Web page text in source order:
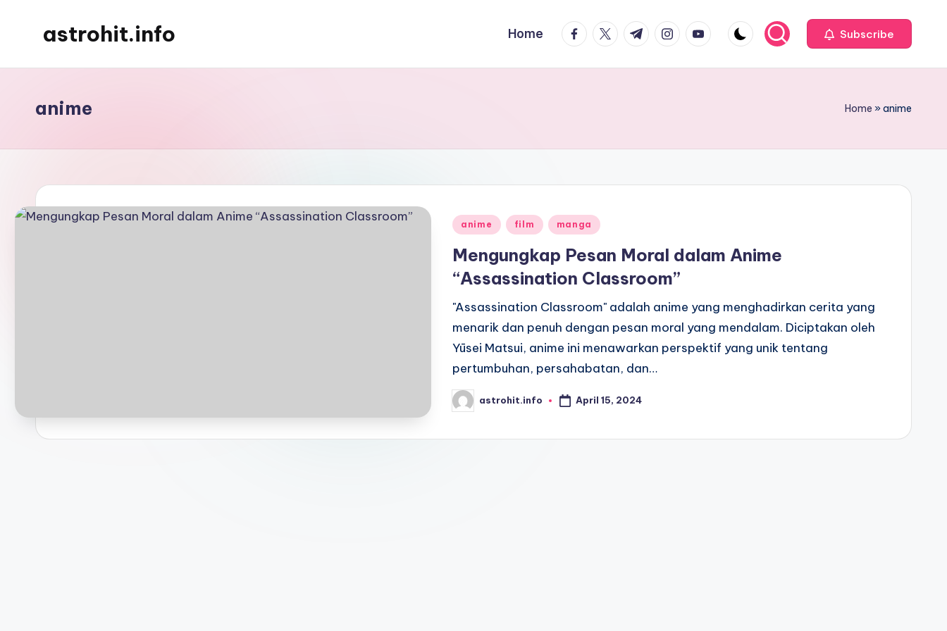
astrohit.info
Akurat
Home facebook.com
twitter.com
t.me instagram.com
youtube.com Subscribe
anime Home »anime
Posted
anime film manga
Mengungkap Pesan Moral dalam Anime
“Assassination Classroom”
"Assassination Classroom" adalah anime yang menghadirkan cerita yang
menarik dan penuh dengan pesan moral yang mendalam. Diciptakan oleh
Yūsei Matsui, anime ini menawarkan perspektif yang unik tentang
pertumbuhan, persahabatan, dan…
Posted
by
astrohit.info April 15, 2024